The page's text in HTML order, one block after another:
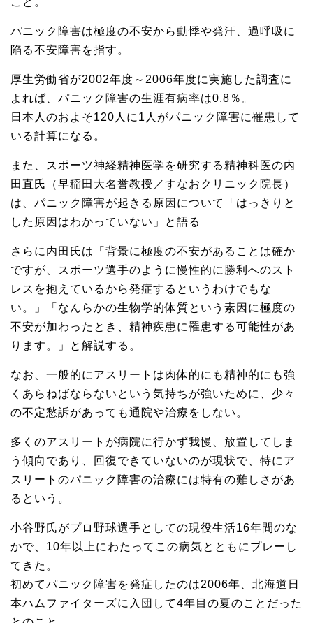
パニック障害は極度の不安から動悸や発汗、過呼吸に
陥る不安障害を指す。
厚生労働省が2002年度～2006年度に実施した調査に
よれば、パニック障害の生涯有病率は0.8％。
日本人のおよそ120人に1人がパニック障害に罹患して
いる計算になる。
また、スポーツ神経精神医学を研究する精神科医の内
田直氏（早稲田大名誉教授／すなおクリニック院長）
は、パニック障害が起きる原因について「はっきりと
した原因はわかっていない」と語る
さらに内田氏は「背景に極度の不安があることは確か
ですが、スポーツ選手のように慢性的に勝利へのスト
レスを抱えているから発症するというわけでもな
い。」「なんらかの生物学的体質という素因に極度の
不安が加わったとき、精神疾患に罹患する可能性があ
ります。」と解説する。
なお、一般的にアスリートは肉体的にも精神的にも強
くあらねばならないという気持ちが強いために、少々
の不定愁訴があっても通院や治療をしない。
多くのアスリートが病院に行かず我慢、放置してしま
う傾向であり、回復できていないのが現状で、特にア
スリートのパニック障害の治療には特有の難しさがあ
るという。
小谷野氏がプロ野球選手としての現役生活16年間のな
かで、10年以上にわたってこの病気とともにプレーし
てきた。
初めてパニック障害を発症したのは2006年、北海道日
本ハムファイターズに入団して4年目の夏のことだった